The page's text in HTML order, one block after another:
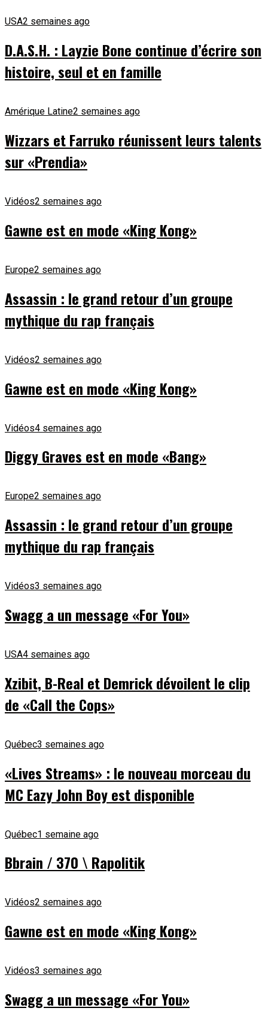
USA2 semaines ago
D.A.S.H. : Layzie Bone continue d’écrire son
histoire, seul et en famille
Amérique Latine2 semaines ago
Wizzars et Farruko réunissent leurs talents
sur «Prendia»
Vidéos2 semaines ago
Gawne est en mode «King Kong»
Europe2 semaines ago
Assassin : le grand retour d’un groupe
mythique du rap français
Vidéos2 semaines ago
Gawne est en mode «King Kong»
Vidéos4 semaines ago
Diggy Graves est en mode «Bang»
Europe2 semaines ago
Assassin : le grand retour d’un groupe
mythique du rap français
Vidéos3 semaines ago
Swagg a un message «For You»
USA4 semaines ago
Xzibit, B-Real et Demrick dévoilent le clip
de «Call the Cops»
Québec3 semaines ago
«Lives Streams» : le nouveau morceau du
MC Eazy John Boy est disponible
Québec1 semaine ago
Bbrain / 370 \ Rapolitik
Vidéos2 semaines ago
Gawne est en mode «King Kong»
Vidéos3 semaines ago
Swagg a un message «For You»